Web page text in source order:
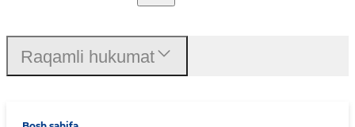
Raqamli hukumat